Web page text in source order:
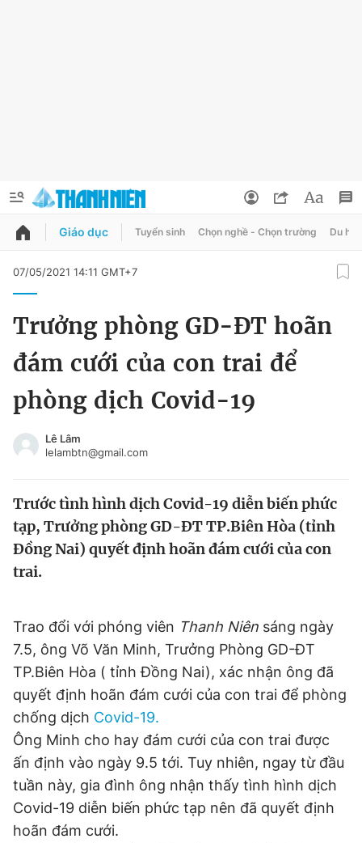
QUẢNG CÁO ĐẶT BÁO
Chuyên mục khác
Chào ngày mới
Video Magazine
Sản phẩm khác
Thông tin tòa soạn Liên hệ quảng cáo
Đọc Thanh Niên trên điện thoại
Đổi mật khẩu
Tin đã lưu
Tin đã xem
Đăng xuất
Giáo dục Tuyển sinh Chọn nghề - Chọn trường Du học
07/05/2021 14:11 GMT+7
Trưởng phòng GD-ĐT hoãn
đám cưới của con trai để
phòng dịch Covid-19
Lê Lâm
lelambtn@gmail.com
Trước tình hình dịch Covid-19 diễn biến phức
tạp, Trưởng phòng GD-ĐT TP.Biên Hòa (tỉnh
Đồng Nai) quyết định hoãn đám cưới của con
trai.
Trao đổi với phóng viên Thanh Niên sáng ngày
7.5, ông Võ Văn Minh, Trưởng Phòng GD-ĐT
TP.Biên Hòa ( tỉnh Đồng Nai), xác nhận ông đã
quyết định hoãn đám cưới của con trai để phòng
chống dịch Covid-19.
Ông Minh cho hay đám cưới của con trai được
ấn định vào ngày 9.5 tới. Tuy nhiên, ngay từ đầu
tuần này, gia đình ông nhận thấy tình hình dịch
Covid-19 diễn biến phức tạp nên đã quyết định
hoãn đám cưới.